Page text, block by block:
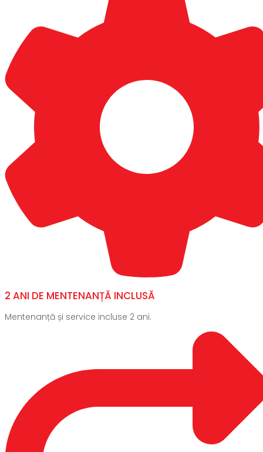
2 ANI DE MENTENANȚĂ INCLUSĂ
Mentenanță și service incluse 2 ani.